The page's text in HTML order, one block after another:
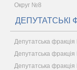
Округ №8
ДЕПУТАТСЬКІ
Депутатська
Депутатська
Депутатська